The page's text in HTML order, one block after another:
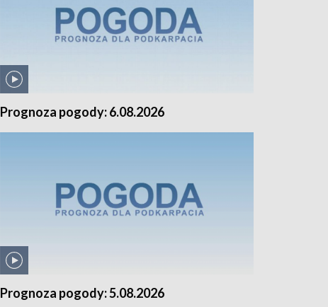
Prognoza pogody: 6.08.2026
Prognoza pogody: 5.08.2026